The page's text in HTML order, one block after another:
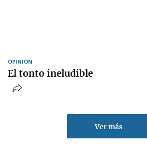
OPINIÓN
El tonto ineludible
Ver más